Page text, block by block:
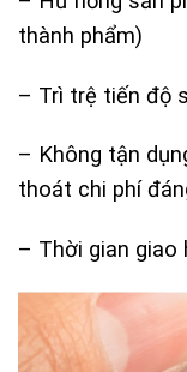
thành phẩm)
– Trì trệ tiến độ
– Không tận
thoát chi phí
– Thời gian giao